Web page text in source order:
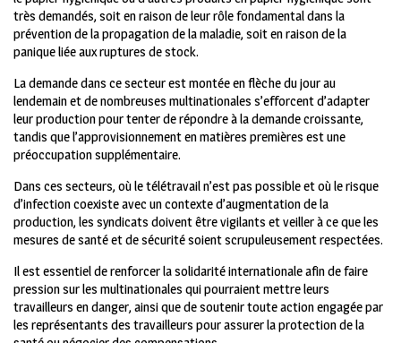
très demandés, soit en raison de leur rôle fondamental dans la
prévention de la propagation de la maladie, soit en raison de la
panique liée aux ruptures de stock.
La demande dans ce secteur est montée en flèche du jour au
lendemain et de nombreuses multinationales s’efforcent d’adapter
leur production pour tenter de répondre à la demande croissante,
tandis que l’approvisionnement en matières premières est une
préoccupation supplémentaire.
Dans ces secteurs, où le télétravail n’est pas possible et où le risque
d’infection coexiste avec un contexte d’augmentation de la
production, les syndicats doivent être vigilants et veiller à ce que les
mesures de santé et de sécurité soient scrupuleusement respectées.
Il est essentiel de renforcer la solidarité internationale afin de faire
pression sur les multinationales qui pourraient mettre leurs
travailleurs en danger, ainsi que de soutenir toute action engagée par
les représentants des travailleurs pour assurer la protection de la